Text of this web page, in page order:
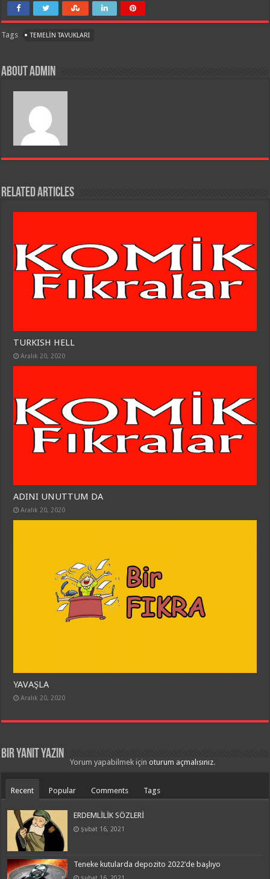
e
b
o
k
tt
er
ai
l
ar
Tags TEMELİN TAVUKLARI
About admin
Related Articles
TURKISH HELL
Aralık 20, 2020
ADINI UNUTTUM DA
Aralık 20, 2020
YAVAŞLA
Aralık 20, 2020
Bir yanıt yazın
Yorum yapabilmek içinoturum açmalısınız.
Recent Popular Comments Tags
ERDEMLİLİK SÖZLERİ
Şubat 16, 2021
Teneke kutularda depozito 2022’de başlıyo